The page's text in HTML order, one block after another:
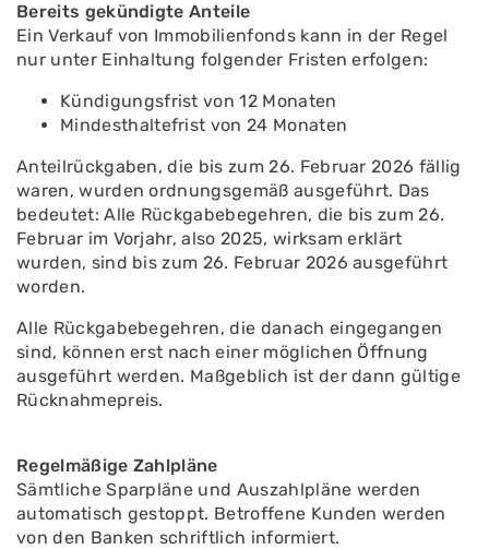
Bereits gekündigte Anteile
Ein Verkauf von Immobilienfonds kann in der Regel
nur unter Einhaltung folgender Fristen erfolgen:
Kündigungsfrist von 12 Monaten
Mindesthaltefrist von 24 Monaten
Anteilrückgaben, die bis zum 26. Februar 2026 fällig
waren, wurden ordnungsgemäß ausgeführt. Das
bedeutet: Alle Rückgabebegehren, die bis zum 26.
Februar im Vorjahr, also 2025, wirksam erklärt
wurden, sind bis zum 26. Februar 2026 ausgeführt
worden.
Alle Rückgabebegehren, die danach eingegangen
sind, können erst nach einer möglichen Öffnung
ausgeführt werden. Maßgeblich ist der dann gültige
Rücknahmepreis.
Regelmäßige Zahlpläne
Sämtliche Sparpläne und Auszahlpläne werden
automatisch gestoppt. Betroffene Kunden werden
von den Banken schriftlich informiert.